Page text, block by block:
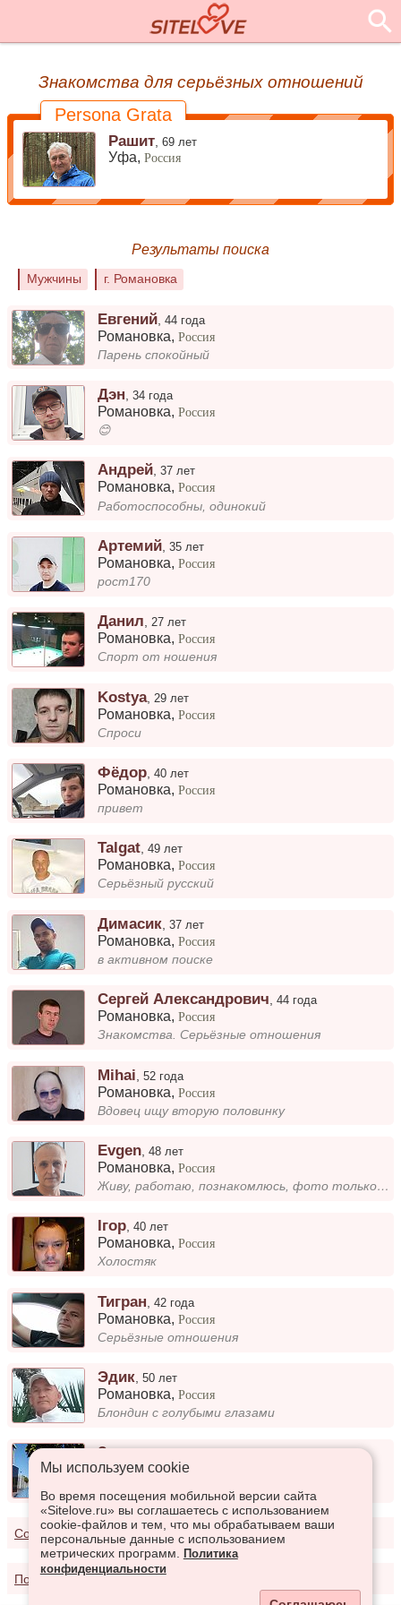
Знакомства для серьёзных отношений
Persona Grata
Рашит ,69 лет
Уфа,Россия
Результаты поиска
Мужчины г. Романовка
Евгений ,44 года
Романовка,Россия
Парень спокойный
Дэн ,34 года
Романовка,Россия
😊
Андрей,37 лет
Романовка,Россия
Работоспособны, одинокий
Артемий ,35 лет
Романовка,Россия
рост170
Данил 27 лет
Романовка,Россия
Спорт от ношения
Kostya, 29 лет
Романовка,Россия
Спроси
Фёдор ,40 лет
Романовка,Россия
привет
Talgat,49 лет
Романовка,Россия
Серьёзный русский
Димасик ,37 лет
Романовка,Россия
в активном поиске
Сергей Александрович ,44 года
Романовка,Россия
Знакомства. Серьёзные отношения
Mihai ,52 года
Романовка,Россия
Вдовец ищу вторую половинку
Evgen ,48 лет
Романовка,Россия
Живу, работаю, познакомлюсь, фото только такое
Ігор,40 лет
Романовка,Россия
Холостяк
Тигран ,42 года
Романовка,Россия
Серьёзные отношения
Эдик ,50 лет
Романовка,Россия
Блондин с голубыми глазами
Захар,
Романовка,Россия
Хороший человек
Соглашение о предоставлении услуг
Политика конфиденциальности
Мы используем сookie
Во время посещения мобильной версии сайта
«Sitelove.ru» вы соглашаетесь с использованием
cookie-файлов и тем, что мы обрабатываем ваши
персональные данные с использованием
метрических программ.
Политика
конфиденциальности